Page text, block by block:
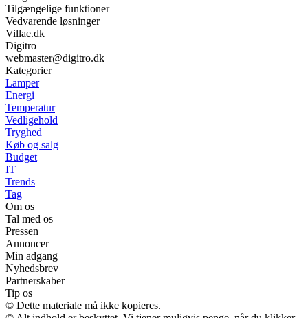
Tilgængelige funktioner
Vedvarende løsninger
Villae.dk
Digitro
webmaster@digitro.dk
Kategorier
Lamper
Energi
Temperatur
Vedligehold
Tryghed
Køb og salg
Budget
IT
Trends
Tag
Om os
Tal med os
Pressen
Annoncer
Min adgang
Nyhedsbrev
Partnerskaber
Tip os
© Dette materiale må ikke kopieres.